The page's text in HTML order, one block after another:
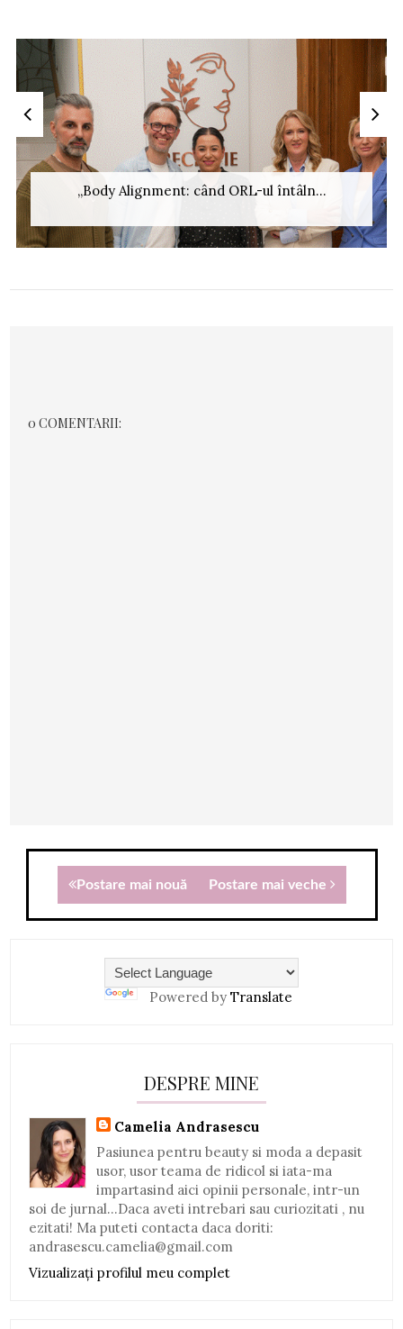
„Body Alignment: când ORL-ul întâln...
0 COMENTARII:
Postare mai nouă Postare mai veche
Powered by Translate
DESPRE MINE
Camelia Andrasescu
Pasiunea pentru beauty si moda a depasit
usor, usor teama de ridicol si iata-ma
impartasind aici opinii personale, intr-un
soi de jurnal...Daca aveti intrebari sau curiozitati , nu
ezitati! Ma puteti contacta daca doriti:
andrasescu.camelia@gmail.com
Vizualizați profilul meu complet